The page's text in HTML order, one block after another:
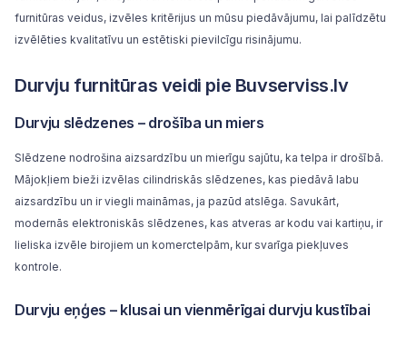
furnitūras veidus, izvēles kritērijus un mūsu piedāvājumu, lai palīdzētu
izvēlēties kvalitatīvu un estētiski pievilcīgu risinājumu.
Durvju furnitūras veidi pie Buvserviss.lv
Durvju slēdzenes – drošība un miers
Slēdzene nodrošina aizsardzību un mierīgu sajūtu, ka telpa ir drošībā.
Mājokļiem bieži izvēlas cilindriskās slēdzenes, kas piedāvā labu
aizsardzību un ir viegli maināmas, ja pazūd atslēga. Savukārt,
modernās elektroniskās slēdzenes, kas atveras ar kodu vai kartiņu, ir
lieliska izvēle birojiem un komerctelpām, kur svarīga piekļuves
kontrole.
Durvju eņģes – klusai un vienmērīgai durvju kustībai